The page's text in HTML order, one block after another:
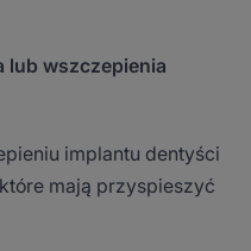
lub wszczepienia
implantu dentyści
mają przyspieszyć